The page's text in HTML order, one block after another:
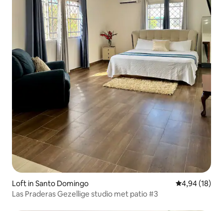
Loft in Santo Domingo Gemiddelde
4,94 (18)
Las Praderas Gezellige studio met patio #3